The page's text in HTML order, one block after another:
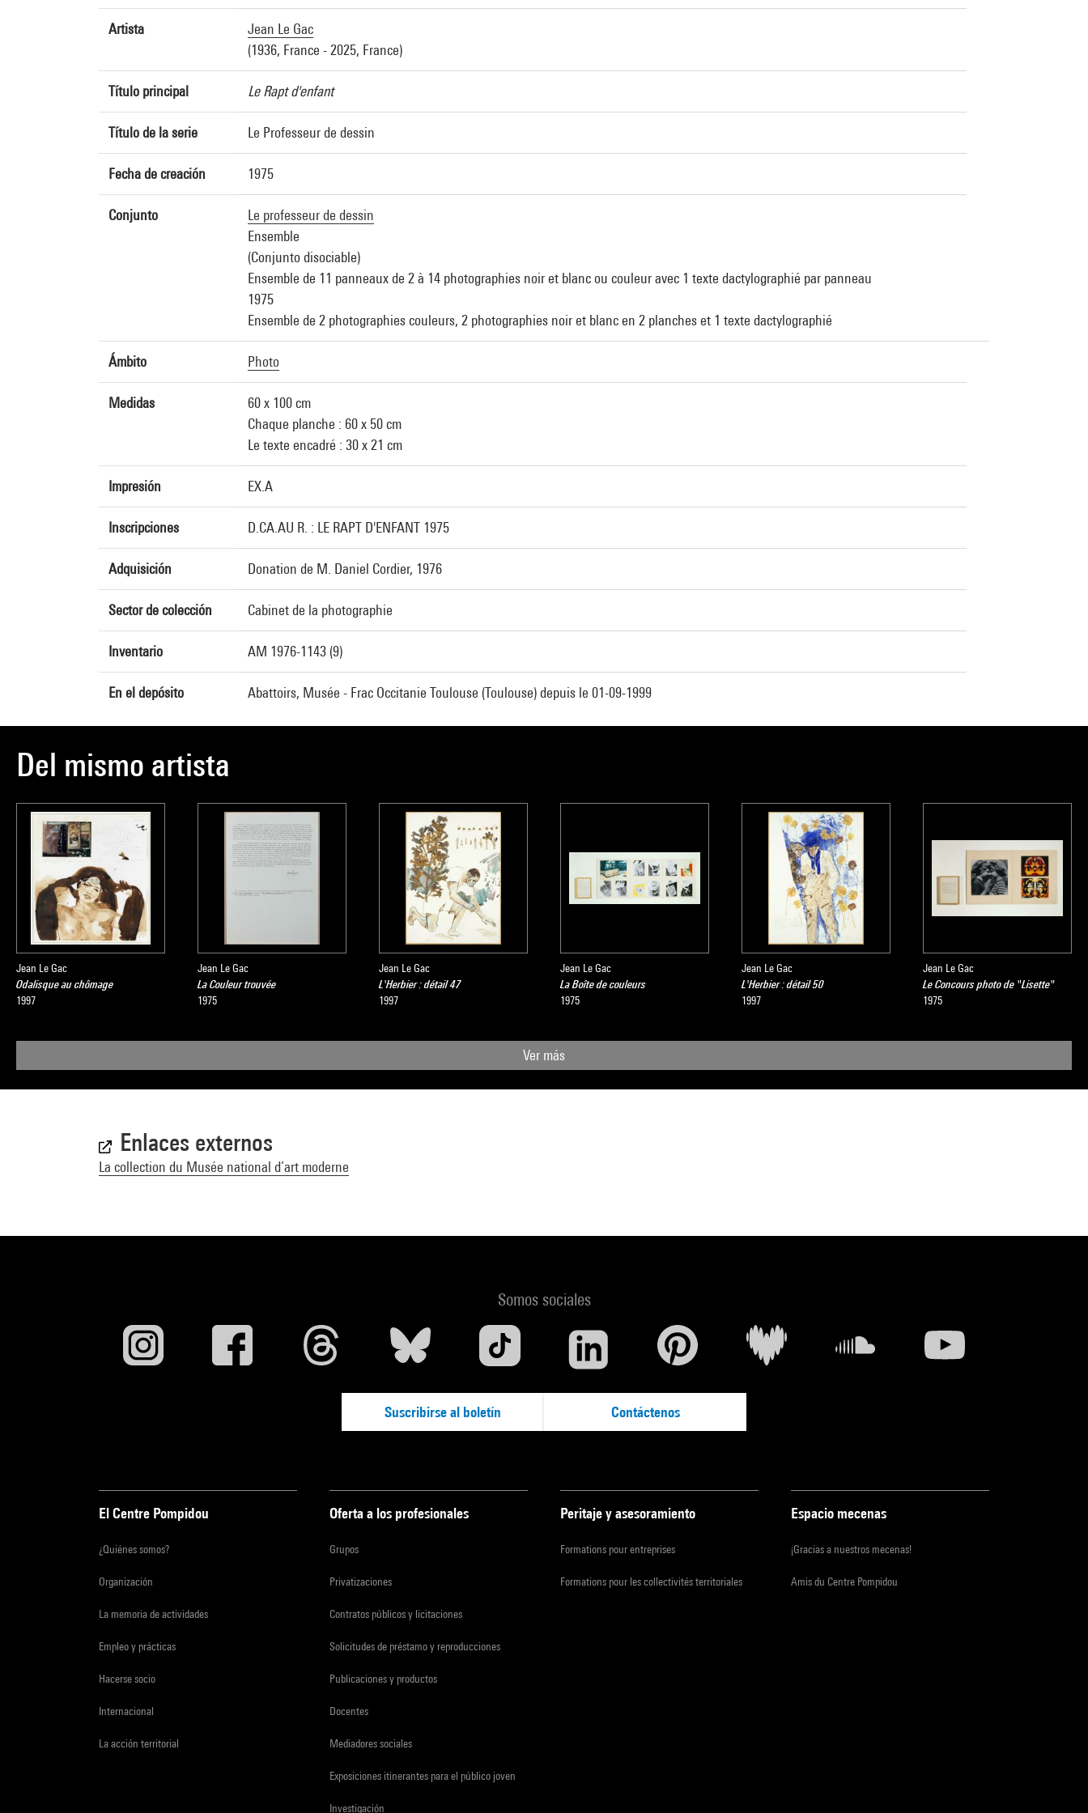
Artista
Jean Le Gac
(1936, France - 2025, France)
Título principal Le Rapt d'enfant
Título de la serie Le Professeur de dessin
Fecha de creación 1975
Conjunto
Le professeur de dessin
Ensemble
(Conjunto disociable)
Ensemble de 11 panneaux de 2 à 14 photographies noir et blanc ou couleur avec 1 texte dactylographié par panneau
1975
Ensemble de 2 photographies couleurs, 2 photographies noir et blanc en 2 planches et 1 texte dactylographié
Ámbito Photo
Medidas
60 x 100 cm
Chaque planche : 60 x 50 cm
Le texte encadré : 30 x 21 cm
Impresión EX.A
Inscripciones D.CA.AU R. : LE RAPT D'ENFANT 1975
Adquisición Donation de M. Daniel Cordier, 1976
Sector de colección Cabinet de la photographie
Inventario AM 1976-1143 (9)
En el depósito Abattoirs, Musée - Frac Occitanie Toulouse (Toulouse) depuis le 01-09-1999
Del mismo artista
Jean Le Gac
Odalisque au chômage
1997
Jean Le Gac
La Couleur trouvée
1975
Jean Le Gac
L'Herbier : détail 47
1997
Jean Le Gac
La Boîte de couleurs
1975
Jean Le Gac
L'Herbier : détail 50
1997
Jean Le Gac
Le Concours photo de "Lisette"
1975
Ver más
Enlaces externos
La collection du Musée national d’art moderne
Somos sociales
Suscribirse al boletín Contáctenos
El Centre Pompidou
¿Quiénes somos?
Organización
La memoria de actividades
Empleo y prácticas
Hacerse socio
Internacional
La acción territorial
Oferta a los profesionales
Grupos
Privatizaciones
Contratos públicos y licitaciones
Solicitudes de préstamo y reproducciones
Publicaciones y productos
Docentes
Mediadores sociales
Exposiciones itinerantes para el público joven
Investigación
Peritaje y asesoramiento
Formations pour entreprises
Formations pour les collectivités territoriales
Espacio mecenas
¡Gracias a nuestros mecenas!
Amis du Centre Pompidou